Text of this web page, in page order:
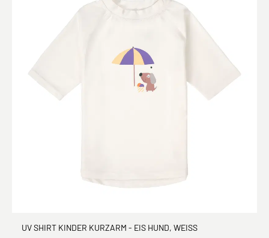
UV SHIRT KINDER KURZARM - EIS HUND, WEISS